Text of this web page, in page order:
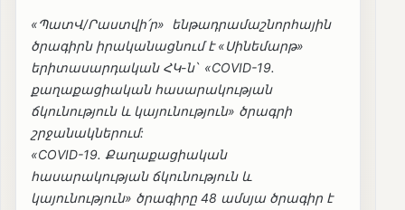
«ՊատՎ/Րաստվի՛ր» ենթադրամաշնորհային
ծրագիրն իրականացնում է «Սինեմարթ»
երիտասարդական ՀԿ-ն՝ «COVID-19․
քաղաքացիական հասարակության
ճկունություն և կայունություն» ծրագրի
շրջանակներում:
«COVID-19․ Քաղաքացիական
հասարակության ճկունություն և
կայունություն» ծրագիրը 48 ամսյա ծրագիր է